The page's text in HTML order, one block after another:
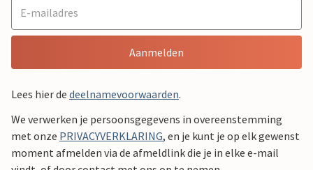
Aanmelden
Lees hier de deelnamevoorwaarden.
We verwerken je persoonsgegevens in overeenstemming
met onze PRIVACYVERKLARING, en je kunt je op elk gewenst
moment afmelden via de afmeldlink die je in elke e-mail